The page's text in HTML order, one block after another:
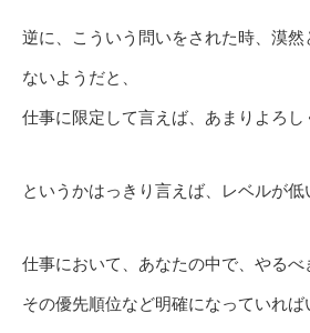
逆に、こういう問いをされた時、漠
ないようだと、
仕事に限定して言えば、あまりよろし
というかはっきり言えば、レベルが低
仕事において、あなたの中で、やるべ
その優先順位など明確になっていれば